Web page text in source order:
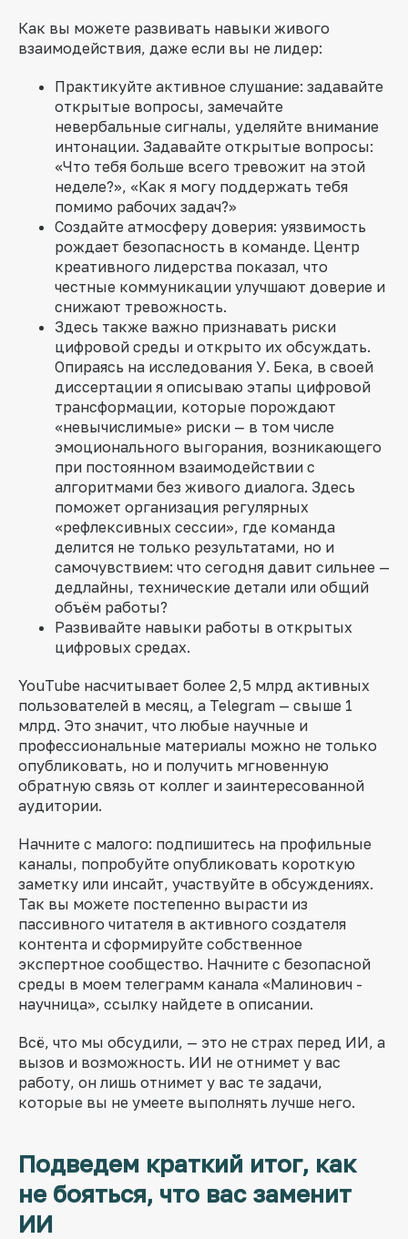
Как вы можете развивать навыки живого
взаимодействия, даже если вы не лидер:
Практикуйте активное слушание: задавайте
открытые вопросы, замечайте
невербальные сигналы, уделяйте внимание
интонации. Задавайте открытые вопросы:
«Что тебя больше всего тревожит на этой
неделе?», «Как я могу поддержать тебя
помимо рабочих задач?»
Создайте атмосферу доверия: уязвимость
рождает безопасность в команде. Центр
креативного лидерства показал, что
честные коммуникации улучшают доверие и
снижают тревожность.
Здесь также важно признавать риски
цифровой среды и открыто их обсуждать.
Опираясь на исследования У. Бека, в своей
диссертации я описываю этапы цифровой
трансформации, которые порождают
«невычислимые» риски — в том числе
эмоционального выгорания, возникающего
при постоянном взаимодействии с
алгоритмами без живого диалога. Здесь
поможет организация регулярных
«рефлексивных сессии», где команда
делится не только результатами, но и
самочувствием: что сегодня давит сильнее —
дедлайны, технические детали или общий
объём работы?
Развивайте навыки работы в открытых
цифровых средах.
YouTube насчитывает более 2,5 млрд активных
пользователей в месяц, а Telegram — свыше 1
млрд. Это значит, что любые научные и
профессиональные материалы можно не только
опубликовать, но и получить мгновенную
обратную связь от коллег и заинтересованной
аудитории.
Начните с малого: подпишитесь на профильные
каналы, попробуйте опубликовать короткую
заметку или инсайт, участвуйте в обсуждениях.
Так вы можете постепенно вырасти из
пассивного читателя в активного создателя
контента и сформируйте собственное
экспертное сообщество. Начните с безопасной
среды в моем телеграмм канала «Малинович -
научница», ссылку найдете в описании.
Всё, что мы обсудили, — это не страх перед ИИ, а
вызов и возможность. ИИ не отнимет у вас
работу, он лишь отнимет у вас те задачи,
которые вы не умеете выполнять лучше него.
Подведем краткий итог, как
не бояться, что вас заменит
ИИ